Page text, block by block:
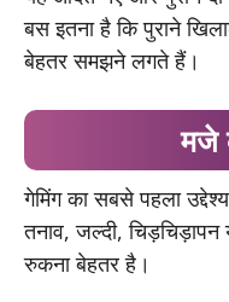
बस इतना है कि पुराने
बेहतर समझने लगते हैं।
मजे
गेमिंग का सबसे पहला
तनाव, जल्दी,
रुकना बेहतर है।